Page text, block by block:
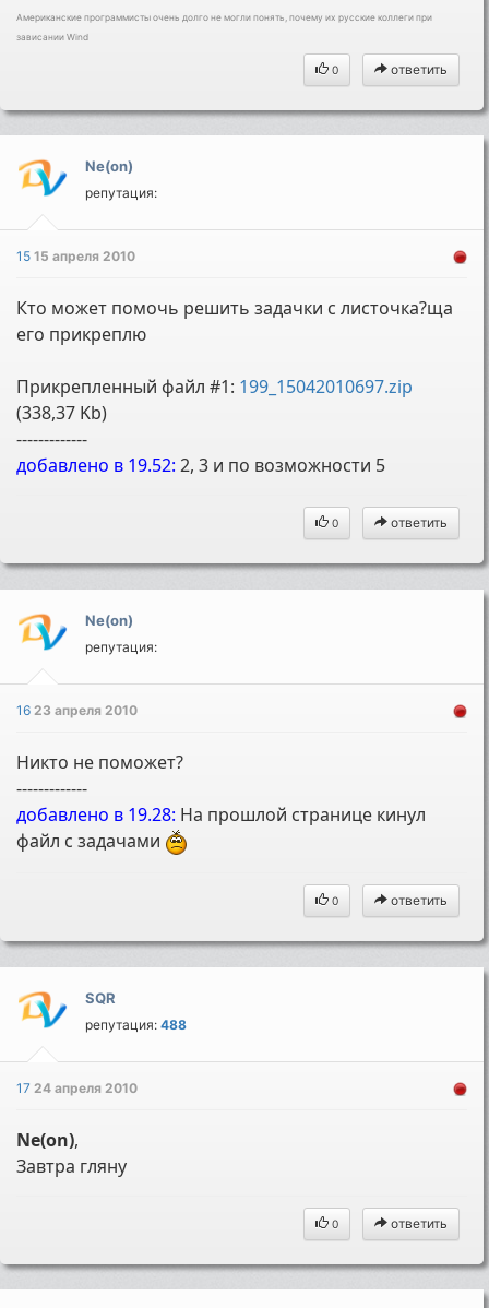
Американские программисты очень долго не могли понять, почему их русские коллеги при
зависании Wind
0 ответить
Ne(on)
репутация:
1515 апреля 2010
Кто может помочь решить задачки с листочка?ща
его прикреплю
Прикрепленный файл #1: 199_15042010697.zip
(338,37 Kb)
-------------
добавлено в 19.52: 2, 3 и по возможности 5
0 ответить
Ne(on)
репутация:
1623 апреля 2010
Никто не поможет?
-------------
добавлено в 19.28: На прошлой странице кинул
файл с задачами
0 ответить
SQR
репутация:488
1724 апреля 2010
Ne(on),
Завтра гляну
0 ответить